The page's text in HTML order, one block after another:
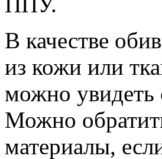
В качестве
из кожи или
можно увидеть
Можно
материалы,